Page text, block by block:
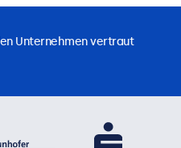
Unternehmen vertraut